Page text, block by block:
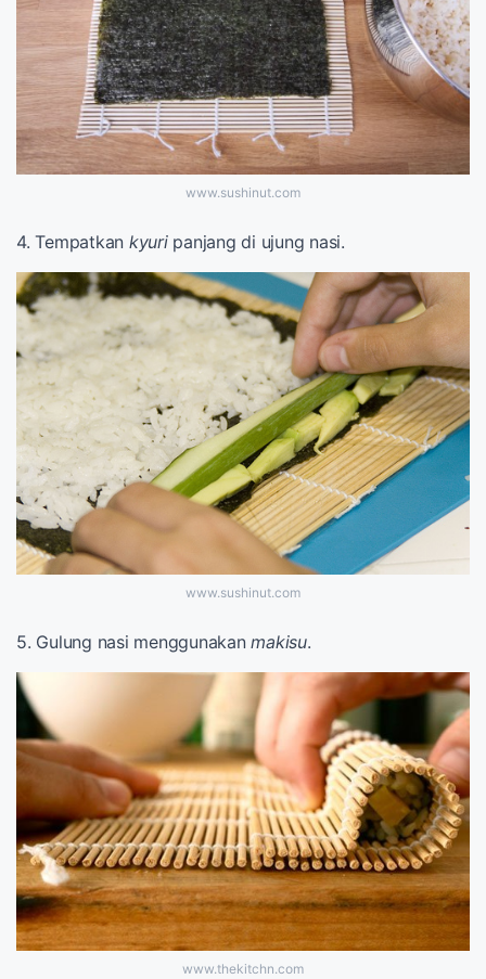
www.sushinut.com
4. Tempatkan kyuripanjang di ujung nasi.
www.sushinut.com
5. Gulung nasi menggunakanmakisu.
www.thekitchn.com